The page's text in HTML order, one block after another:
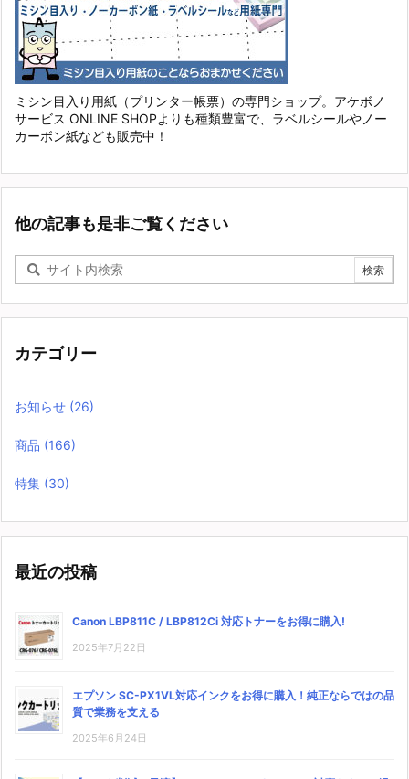
ミシン目入り用紙（プリンター帳票）の専門ショップ。アケボノ
サービス ONLINE SHOPよりも種類豊富で、ラベルシールやノー
カーボン紙なども販売中！
他の記事も是非ご覧ください
カテゴリー
お知らせ (26)
商品 (166)
特集 (30)
最近の投稿
Canon LBP811C / LBP812Ci 対応トナーをお得に購入!
2025年7月22日
エプソン SC-PX1VL対応インクをお得に購入！純正ならではの品
質で業務を支える
2025年6月24日